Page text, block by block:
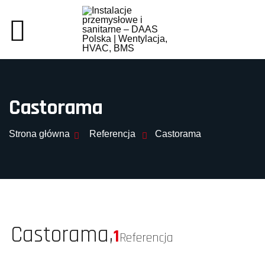
Castorama
Strona główna Referencja Castorama
Castorama,1Referencja